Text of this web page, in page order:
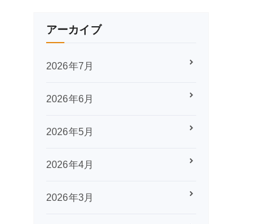
アーカイブ
2026年7月
2026年6月
2026年5月
2026年4月
2026年3月